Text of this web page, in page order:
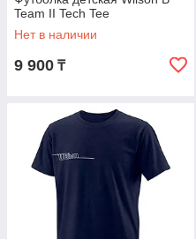
Team II Tech Tee
Нет в наличии
9 900 ₸